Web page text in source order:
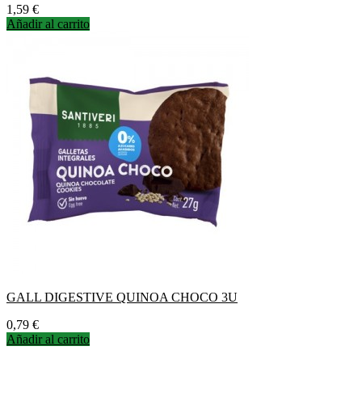
Precio
1,59 €
Añadir al carrito
GALL DIGESTIVE QUINOA CHOCO 3U
Precio
0,79 €
Añadir al carrito